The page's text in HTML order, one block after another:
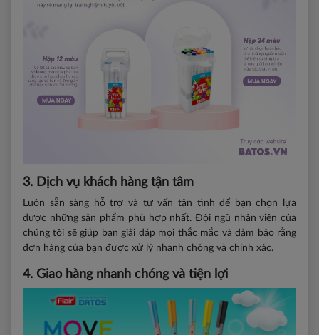
3. Dịch vụ khách hàng tận tâm
Luôn sẵn sàng hỗ trợ và tư vấn tận tình để bạn chọn lựa
được những sản phẩm phù hợp nhất. Đội ngũ nhân viên của
chúng tôi sẽ giúp bạn giải đáp mọi thắc mắc và đảm bảo rằng
đơn hàng của bạn được xử lý nhanh chóng và chính xác.
4. Giao hàng nhanh chóng và tiện lợi